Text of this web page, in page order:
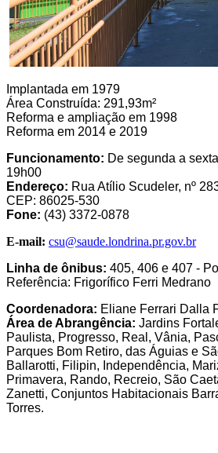
Implantada em 1979
Área Construída: 291,93m²
Reforma e ampliação em 1998
Reforma em 2014 e 2019
Funcionamento: De segunda a
19h00
Endereço: Rua Atílio Scudeler, nº
CEP: 86025-530
Fone: (43) 3372-0878
E-mail: csu@saude.londrina.pr.gov.br
Linha de ônibus: 405, 406 e 407 -
Referência: Frigorífico Ferri Medrano
Coordenadora: Eliane Ferrari Dalla
Área de Abrangência: Jardins
Paulista, Progresso, Real, Vânia,
Parques Bom Retiro, das Águias e
Ballarotti, Filipin, Independência,
Primavera, Rando, Recreio, São
Zanetti, Conjuntos Habitacionais
Torres.